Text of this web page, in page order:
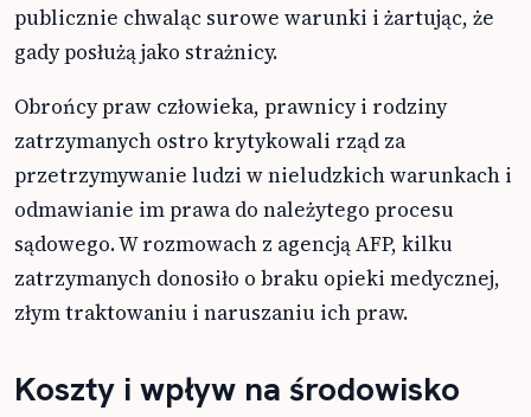
publicznie chwaląc surowe warunki i żartując, że
gady posłużą jako strażnicy.
Obrońcy praw człowieka, prawnicy i rodziny
zatrzymanych ostro krytykowali rząd za
przetrzymywanie ludzi w nieludzkich warunkach i
odmawianie im prawa do należytego procesu
sądowego. W rozmowach z agencją AFP, kilku
zatrzymanych donosiło o braku opieki medycznej,
złym traktowaniu i naruszaniu ich praw.
Koszty i wpływ na środowisko